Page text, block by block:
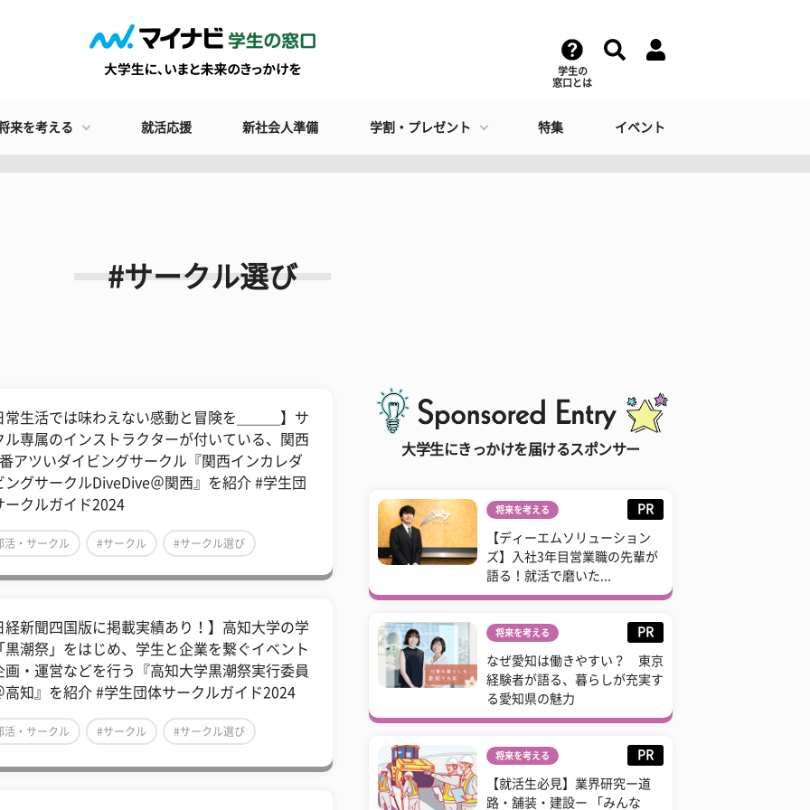
学生の
窓口とは
来を考える 就活応援 新社会人準備 学割・プレゼント 特集 イベント
#サークル選び
常生活では味わえない感動と冒険を＿＿＿】サ
ル専属のインストラクターが付いている、関西
アツいダイビングサークル『関西インカレダ
ングサークルDiveDive​＠関西』を紹介 #学生団
ークルガイド2024
活・サークル #サークル #サークル選び
経新聞四国版に掲載実績あり！】高知大学の学
黒潮祭」をはじめ、学生と企業を繋ぐイベント
画・運営などを行う『高知大学黒潮祭実行委員
高知』を紹介 #学生団体サークルガイド2024
活・サークル #サークル #サークル選び
大学生にきっかけを届けるスポンサー
将来を考える PR
【ディーエムソリューション
ズ】入社3年目営業職の先輩が
語る！就活で磨いた...
将来を考える PR
なぜ愛知は働きやすい？ 東京
経験者が語る、暮らしが充実す
る愛知県の魅力
将来を考える PR
【就活生必見】業界研究ー道
路・舗装・建設ー 「みんな